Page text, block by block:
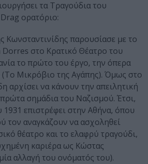
τα Τραγούδια του
ορατόριο:
Κωνσταντινίδης παρουσίασε με το
στο Κρατικό Θέατρο του
το πρώτο του έργο, την όπερα
Μικρόβιο της Αγάπης). Όμως στο
αρχίσει να κάνουν την απειλητική
σημάδια του Ναζισμού. Έτσι,
επιστρέφει στην Αθήνα, όπου
τον αναγκάζουν να ασχοληθεί
θέατρο και το ελαφρύ τραγούδι,
καριέρα ως Κώστας
αλλαγή του ονόματός του).